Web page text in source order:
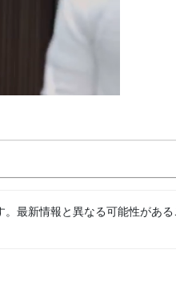
最新情報と異なる可能性があ